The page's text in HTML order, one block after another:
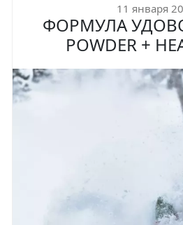
11 января
ФОРМУЛА
POWDER +